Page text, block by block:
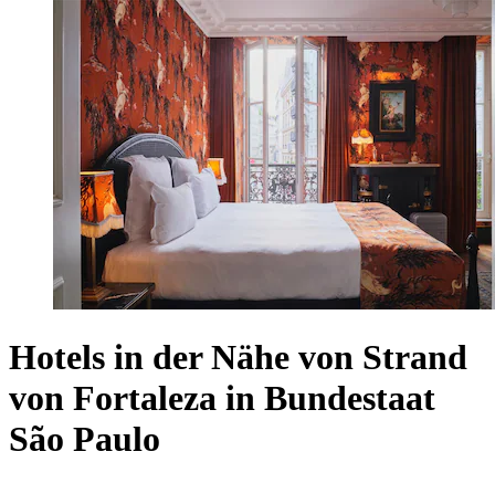
Hotels in der Nähe von Strand
von Fortaleza in Bundestaat
São Paulo